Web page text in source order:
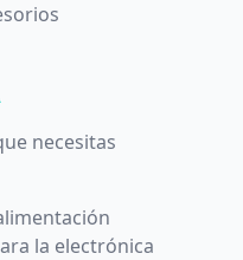
necesitas
la electrónica